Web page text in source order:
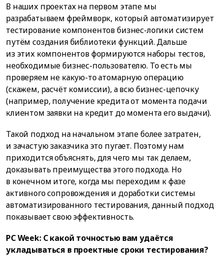
В наших проектах на первом этапе мы
разрабатываем фреймворк, который автоматизирует
тестирование компонентов бизнес-логики систем
путём создания библиотеки функций. Дальше
из этих компонентов формируются наборы тестов,
необходимые бизнес-пользователю. То есть мы
проверяем не какую-то атомарную операцию
(скажем, расчёт комиссии), а всю бизнес-цепочку
(например, получение кредита от момента подачи
клиентом заявки на кредит до момента его выдачи).
Такой подход на начальном этапе более затратен,
и зачастую заказчика это пугает. Поэтому нам
приходится объяснять, для чего мы так делаем,
доказывать преимущества этого подхода. Но
в конечном итоге, когда мы переходим к фазе
активного сопровождения и доработки системы
автоматизированного тестирования, данный подход
показывает свою эффективность.
PC Week: С какой точностью вам удаётся
укладываться в проектные сроки тестирования?